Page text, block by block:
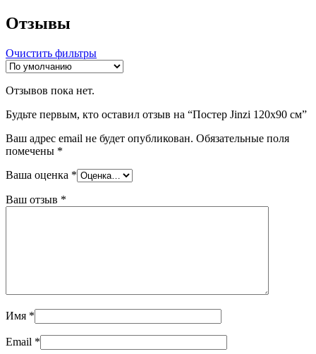
Отзывы
Очистить фильтры
Отзывов пока нет.
Будьте первым, кто оставил отзыв на “Постер Jinzi 120х90 см”
Ваш адрес email не будет опубликован. Обязательные поля
помечены *
Ваша оценка *
Ваш отзыв *
Имя *
Email *